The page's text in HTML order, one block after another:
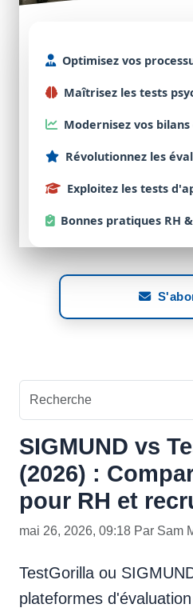
Optimisez vos
Maîtrisez les tests
Modernisez vos bilans
Révolutionnez les
Exploitez les tests d'
Bonnes pratiques RH
SIGMUND vs
(2026) :
pour RH et
mai 26, 2026, 09:18 Par Sam
TestGorilla ou
plateformes